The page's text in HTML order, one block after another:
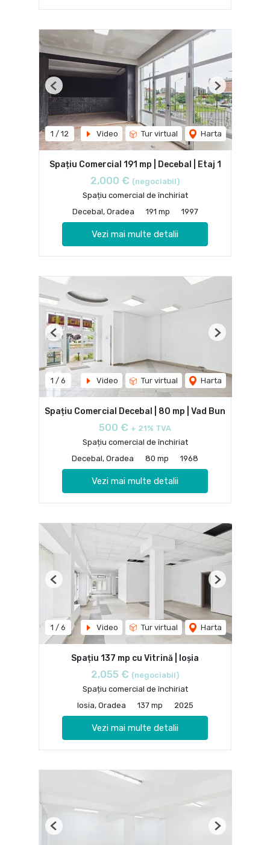
1 / 12 Video Tur virtual Harta
Previous Next
Spațiu Comercial 191 mp | Decebal | Etaj 1
2,000 € (negociabil)
Spațiu comercial de închiriat
Decebal, Oradea
191 mp 1997
Vezi mai multe detalii
1 / 6 Video Tur virtual Harta
Previous Next
Spațiu Comercial Decebal | 80 mp | Vad Bun
500 € + 21% TVA
Spațiu comercial de închiriat
Decebal, Oradea
80 mp 1968
Vezi mai multe detalii
1 / 6 Video Tur virtual Harta
Previous Next
Spațiu 137 mp cu Vitrină | Ioșia
2,055 € (negociabil)
Spațiu comercial de închiriat
Iosia, Oradea
137 mp 2025
Vezi mai multe detalii
Previous Next